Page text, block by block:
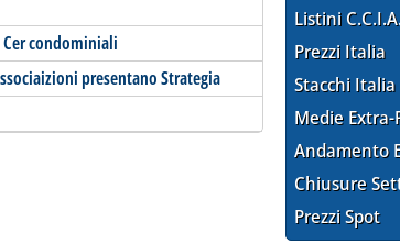
condominiali
presentano Strategia
Listini
Prezzi Italia
Stacchi Italia
Medie Extra-
Andamento
Chiusure
Prezzi Spot